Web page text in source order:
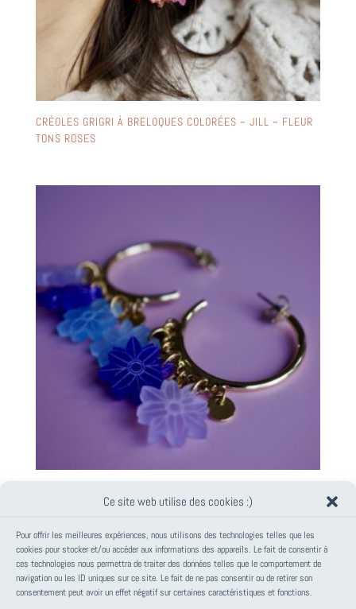
Ce site web utilise des cookies :)
Pour offrir les meilleures expériences, nous utilisons des technologies telles que les
cookies pour stocker et/ou accéder aux informations des appareils. Le fait de consentir à
ces technologies nous permettra de traiter des données telles que le comportement de
navigation ou les ID uniques sur ce site. Le fait de ne pas consentir ou de retirer son
consentement peut avoir un effet négatif sur certaines caractéristiques et fonctions.
CRÉOLES GRIGRI À BRELOQUES COLORÉES ~ JILL ~ FLEUR
TONS ROSES
PANIER
Votre panier est vide.